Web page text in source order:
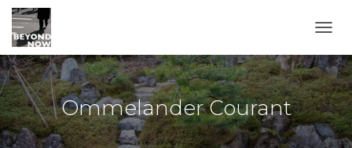
Ommelander Courant